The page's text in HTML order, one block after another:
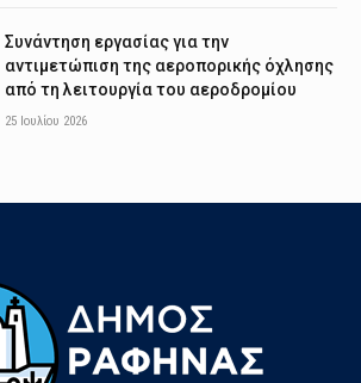
Συνάντηση εργασίας για την
αντιμετώπιση της αεροπορικής όχλησης
από τη λειτουργία του αεροδρομίου
25 Ιουλίου 2026